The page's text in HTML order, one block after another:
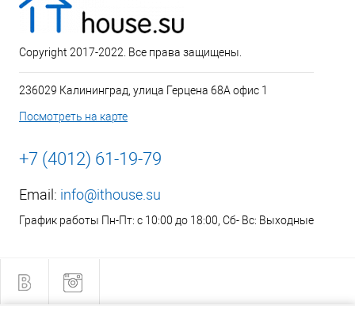
Copyright 2017-2022. Все права защищены.
236029 Калининград, улица Герцена 68А офис 1
Посмотреть на карте
+7 (4012) 61-19-79
Email: info@ithouse.su
График работы Пн-Пт: с 10:00 до 18:00, Сб- Вс: Выходные